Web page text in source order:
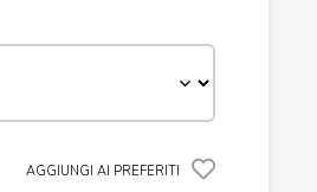
AGGIUNGI AI PREFERITI